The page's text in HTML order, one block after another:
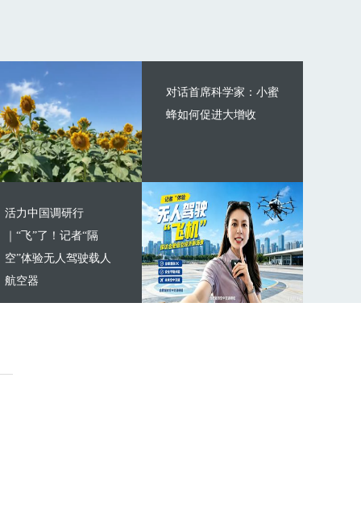
对话首席科学家：小蜜
蜂如何促进大增收
活力中国调研行
｜“飞”了！记者“隔
空”体验无人驾驶载人
航空器